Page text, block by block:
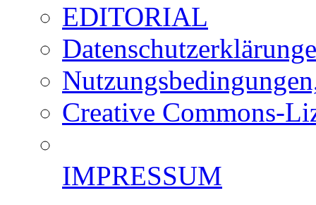
EDITORIAL
Creative Commons-
IMPRESSUM